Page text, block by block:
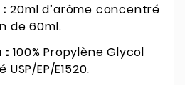
20ml d’arôme concentré
de 60ml.
: 100% Propylène Glycol
EP/E1520.